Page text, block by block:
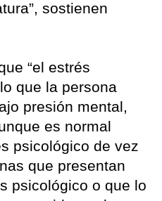
sostienen
“el estrés
que la persona
presión mental,
es normal
psicológico de vez
que presentan
psicológico o que lo